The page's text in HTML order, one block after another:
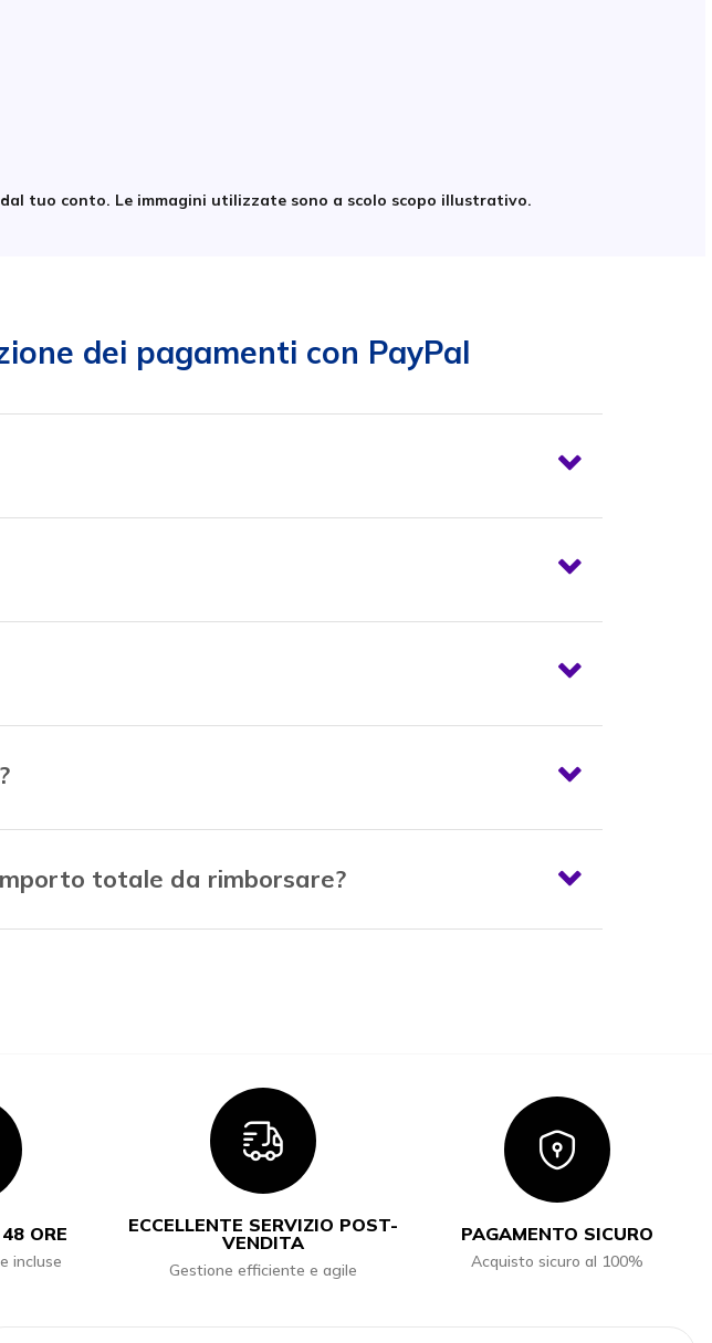
tuo conto. Le immagini utilizzate sono a scolo scopo illustrativo.
dei pagamenti con PayPal
totale da rimborsare?
Icon
ORE
incluse
Icon
ECCELLENTE SERVIZIO POST-
VENDITA
Gestione efficiente e agile
Icon
PAGAMENTO SICURO
Acquisto sicuro al 100%